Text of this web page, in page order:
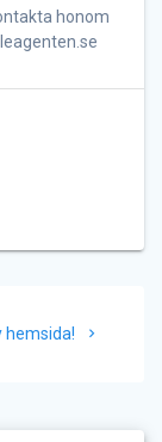
honom
hemsida!